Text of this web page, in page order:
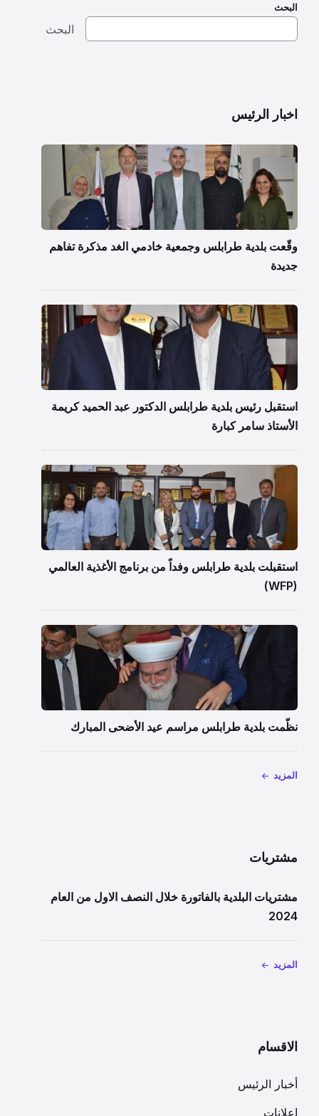
البحث
البحث
اخبار الرئيس
وقّعت بلدية طرابلس وجمعية خادمي الغد مذكرة تفاهم
جديدة
استقبل رئيس بلدية طرابلس الدكتور عبد الحميد كريمة
الأستاذ سامر كبارة
استقبلت بلدية طرابلس وفداً من برنامج الأغذية العالمي
(WFP)
نظّمت بلدية طرابلس مراسم عيد الأضحى المبارك
المزيد
مشتريات
مشتريات البلدية بالفاتورة خلال النصف الاول من العام
2024
المزيد
الاقسام
أخبار الرئيس
إعلانات